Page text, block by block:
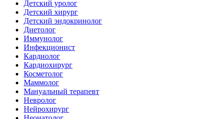
Детский уролог
Детский хирург
Детский эндокринолог
Диетолог
Иммунолог
Инфекционист
Кардиолог
Кардиохирург
Косметолог
Маммолог
Мануальный терапевт
Невролог
Нейрохирург